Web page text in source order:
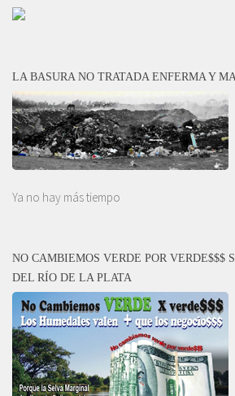
LA BASURA NO TRATADA ENFERMA Y
Ya no hay más tiempo
NO CAMBIEMOS VERDE POR VERDE$$$
DEL RÍO DE LA PLATA